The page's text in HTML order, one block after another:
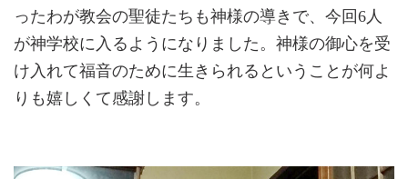
ったわが教会の聖徒たちも神様の導きで、今回6人
が神学校に入るようになりました。神様の御心を受
け入れて福音のために生きられるということが何よ
りも嬉しくて感謝します。